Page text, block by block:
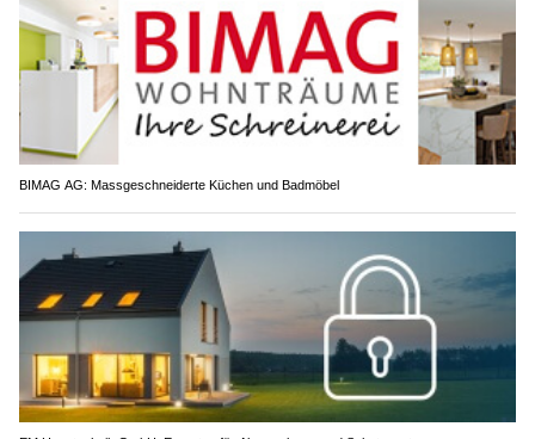
BIMAG AG: Massgeschneiderte Küchen und Badmöbel